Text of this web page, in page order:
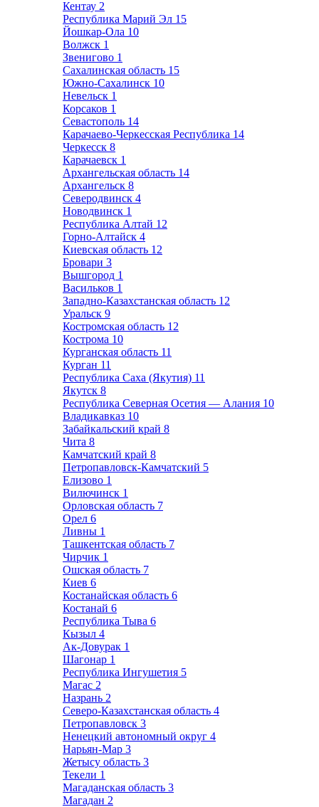
Кентау 2
Республика Марий Эл 15
Йошкар-Ола 10
Волжск 1
Звенигово 1
Сахалинская область 15
Южно-Сахалинск 10
Невельск 1
Корсаков 1
Севастополь 14
Карачаево-Черкесская Республика 14
Черкесск 8
Карачаевск 1
Архангельская область 14
Архангельск 8
Северодвинск 4
Новодвинск 1
Республика Алтай 12
Горно-Алтайск 4
Киевская область 12
Бровари 3
Вышгород 1
Васильков 1
Западно-Казахстанская область 12
Уральск 9
Костромская область 12
Кострома 10
Курганская область 11
Курган 11
Республика Саха (Якутия) 11
Якутск 8
Республика Северная Осетия — Алания 10
Владикавказ 10
Забайкальский край 8
Чита 8
Камчатский край 8
Петропавловск-Камчатский 5
Елизово 1
Вилючинск 1
Орловская область 7
Орел 6
Ливны 1
Ташкентская область 7
Чирчик 1
Ошская область 7
Киев 6
Костанайская область 6
Костанай 6
Республика Тыва 6
Кызыл 4
Ак-Довурак 1
Шагонар 1
Республика Ингушетия 5
Магас 2
Назрань 2
Северо-Казахстанская область 4
Петропавловск 3
Ненецкий автономный округ 4
Нарьян-Мар 3
Жетысу область 3
Текели 1
Магаданская область 3
Магадан 2